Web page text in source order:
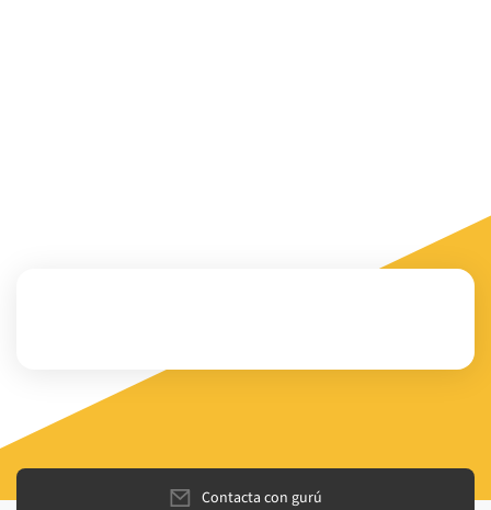
Contacta con gurú